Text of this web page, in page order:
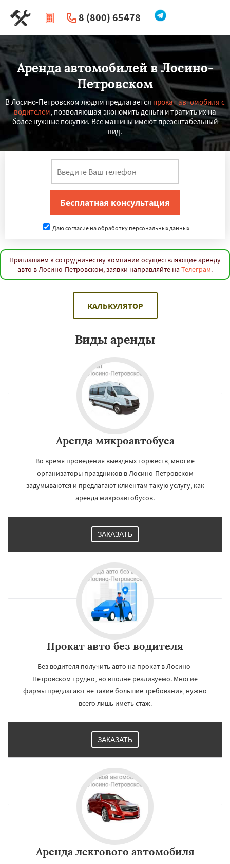
8 (800) 65478
| Перезвоните мне
Аренда автомобилей в Лосино-
Петровском
В Лосино-Петровском людям предлагается прокат автомобиля с
водителем, позволяющая экономить деньги и тратить их на
более нужные покупки. Все машины имеют презентабельный
вид.
Даю согласие на обработку персональных данных
Приглашаем к сотрудничеству компании осуществляющие аренду
авто в Лосино-Петровском, заявки направляйте на Телеграм.
КАЛЬКУЛЯТОР
Виды аренды
Аренда микроавтобуса
Во время проведения выездных торжеств, многие
организаторы праздников в Лосино-Петровском
задумываются и предлагают клиентам такую услугу, как
аренда микроавтобусов.
ЗАКАЗАТЬ
Прокат авто без водителя
Без водителя получить авто на прокат в Лосино-
Петровском трудно, но вполне реализуемо. Многие
фирмы предлагают не такие большие требования, нужно
всего лишь иметь стаж.
ЗАКАЗАТЬ
Аренда лекгового автомобиля